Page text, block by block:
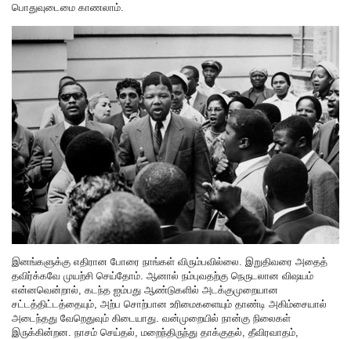
பொதுவுடைமை காணலாம்.
இனங்களுக்கு எதிரான போரை நாங்கள் விரும்பவில்லை. இறுதிவரை அதைத்
தவிர்க்கவே முயற்சி செய்தோம். ஆனால் நம்புவதற்கு நெருடலான விஷயம்
என்னவென்றால், கடந்த ஐம்பது ஆண்டுகளில் அடக்குமுறையான
சட்டத்திட்டத்தையும், அற்ப சொற்பான உரிமைகளையும் தாண்டி அகிம்சையால்
அடைந்தது வேறெதுவும் கிடையாது. வன்முறையில் நான்கு நிலைகள்
இருக்கின்றன. நாசம் செய்தல், மறைந்திருந்து தாக்குதல், தீவிரவாதம்,